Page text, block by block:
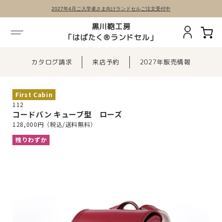
2027年4月ご入学者さま向けランドセルご注文受付中
黒川鞄工房
「はばたく®ランドセル」
カタログ請求 来店予約 2027年販売情報
First Cabin
112
コードバン キューブ型 ローズ
128,000円（税込/送料無料）
残りわずか